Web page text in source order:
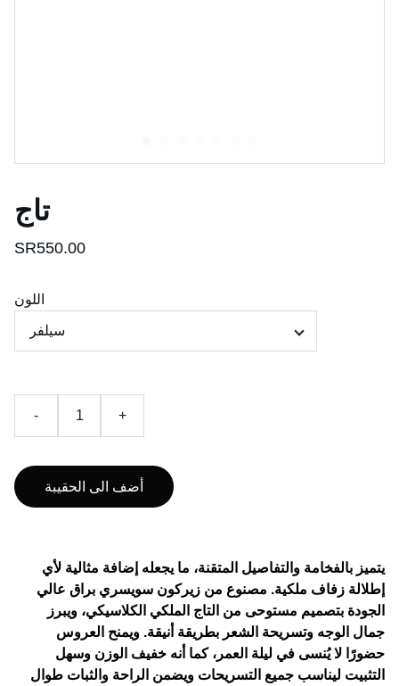
تاج
SR550.00
اللون
- +
أضف الى الحقيبة
يتميز بالفخامة والتفاصيل المتقنة، ما يجعله إضافة مثالية لأي
إطلالة زفاف ملكية. مصنوع من زيركون سويسري براق عالي
الجودة بتصميم مستوحى من التاج الملكي الكلاسيكي، ويبرز
جمال الوجه وتسريحة الشعر بطريقة أنيقة. ويمنح العروس
حضورًا لا يُنسى في ليلة العمر، كما أنه خفيف الوزن وسهل
التثبيت ليناسب جميع التسريحات ويضمن الراحة والثبات طوال